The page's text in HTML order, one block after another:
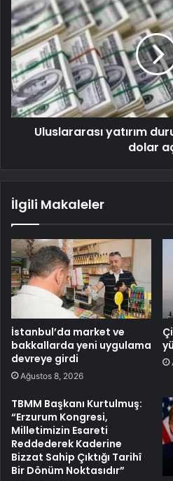
Uluslararası yatırım
dolar
İlgili Makaleler
İstanbul’da market ve
bakkallarda yeni uygulama
devreye girdi
Ağustos 8, 2026
TBMM Başkanı Kurtulmuş:
“Erzurum Kongresi,
Milletimizin Esareti
Reddederek Kaderine
Bizzat Sahip Çıktığı Tarihî
Bir Dönüm Noktasıdır”